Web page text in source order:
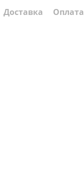
Доставка Оплата